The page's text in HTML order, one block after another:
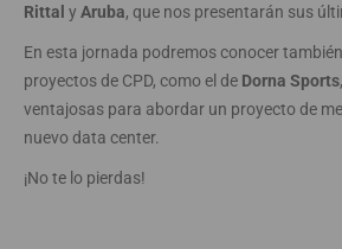
Rittal y Aruba, que nos presentarán sus
En esta jornada podremos conocer
proyectos de CPD, como el de Dorna Sports
ventajosas para abordar un proyecto de
nuevo data center.
¡No te lo pierdas!